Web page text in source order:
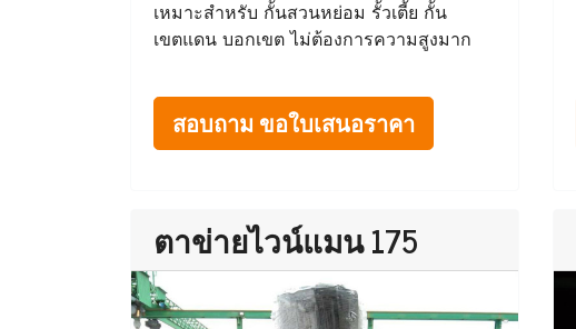
เหมาะสำหรับ กั้นสวนหย่อม รั้วเตี้ย กั้น
เขตแดน บอกเขต ไม่ต้องการความสูงมาก
สอบถาม ขอใบเสนอราคา
ตาข่ายไวน์แมน 175